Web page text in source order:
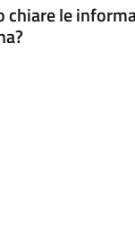
chiare le